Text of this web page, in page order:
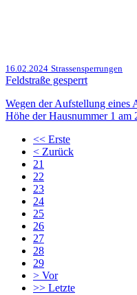
16.02.2024 Strassensperrungen
Feldstraße gesperrt
Wegen der Aufstellung eines
Höhe der Hausnummer 1 am
<< Erste
< Zurück
21
22
23
24
25
26
27
28
29
> Vor
>> Letzte